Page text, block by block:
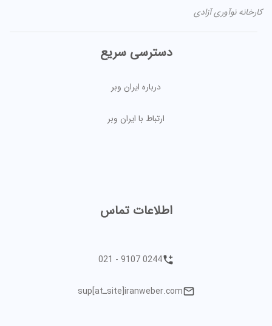
کارخانه نوآوری آزادی
دسترسی سریع
درباره ایران وبر
ارتباط با ایران وبر
اطلاعات تماس
021 - 9107 0244
sup[atـsite]iranweber.com